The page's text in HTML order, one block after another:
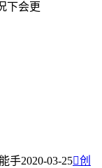
下会更
手2020-03-25创